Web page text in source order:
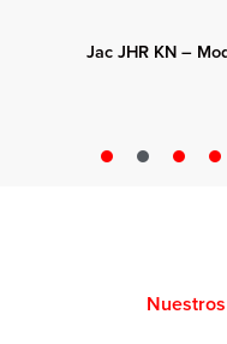
Jac JHR KN –